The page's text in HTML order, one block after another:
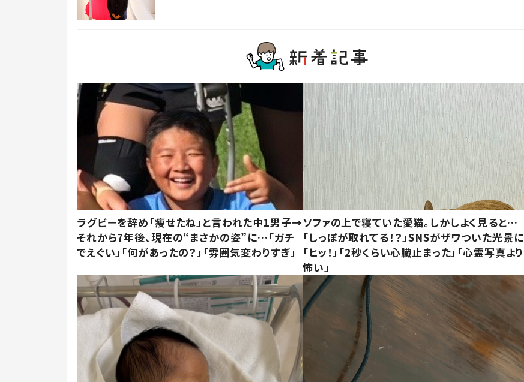
ラグビーを辞め「痩せたね」と言われた中1男子→
それから7年後、現在の“まさかの姿”に…「ガチ
でえぐい」「何があったの？」「雰囲気変わりすぎ」
ソファの上で寝ていた愛猫。しかしよく見ると…
「しっぽが取れてる！？」SNSがザワついた光景に
「ヒッ！」「2秒くらい心臓止まった」「心霊写真より
怖い」